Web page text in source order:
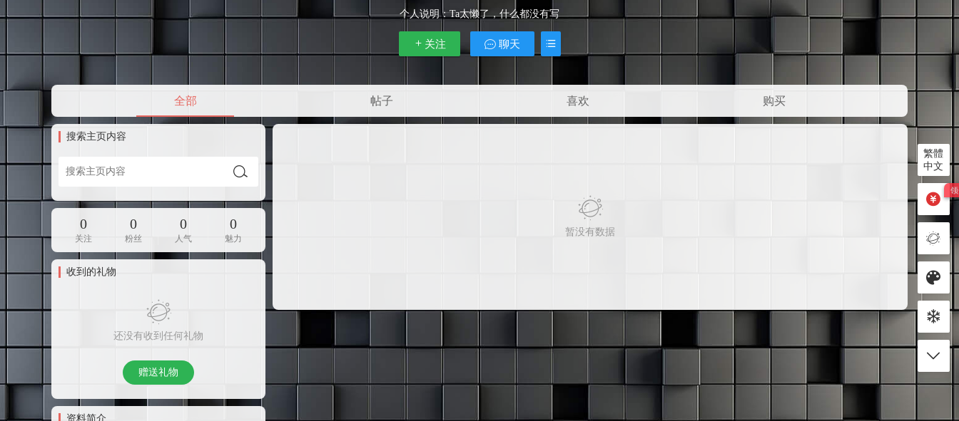
个人说明：Ta太懒了，什么都没有写
关注 聊天
全部 帖子 喜欢 购买
搜索主页内容
0
关注
0
粉丝
0
人气
0
魅力
收到的礼物
还没有收到任何礼物
赠送礼物
资料简介
暂没有数据
繁體
中文